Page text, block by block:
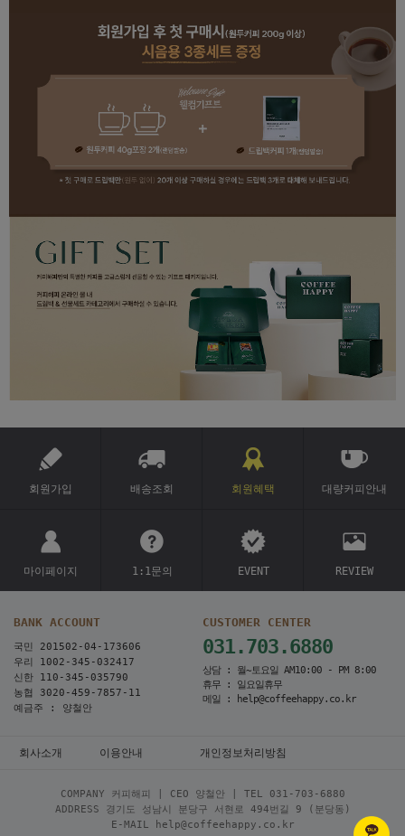
회원가입 배송조회 회원혜택 대량커피안내
마이페이지 1:1문의 EVENT REVIEW
BANK ACCOUNT
국민 201502-04-173606
우리 1002-345-032417
신한 110-345-035790
농협 3020-459-7857-11
예금주 : 양철안
CUSTOMER CENTER
031.703.6880
상담 : 월~토요일 AM10:00 - PM 8:00
휴무 : 일요일휴무
메일 : help@coffeehappy.co.kr
회사소개 이용안내 개인정보처리방침
COMPANY 커피해피 | CEO 양철안 | TEL
031-703-6880
ADDRESS 경기도 성남시 분당구 서현로 494번길 9 (분당동)
E-MAIL help@coffeehappy.co.kr